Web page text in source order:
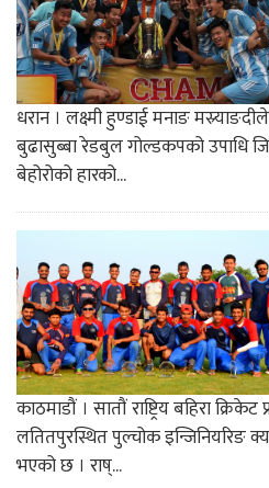
धरान । लक्ष्मी हुण्डाई मनाङ
बुढासुब्बा रेडबुल गोल्डकपको उपाधि
बेहोरोको हारको...
काठमाडौं । सातौं राष्ट्रिय बहिरा
लतितपुरस्थित पुल्चोक इन्जिनियरिङ
भएको छ । राष्...